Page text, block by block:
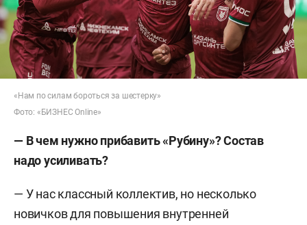
«Нам по силам бороться за шестерку»
Фото: «БИЗНЕС Online»
— В чем нужно прибавить «Рубину»? Состав
надо усиливать?
— У нас классный коллектив, но несколько
новичков для повышения внутренней